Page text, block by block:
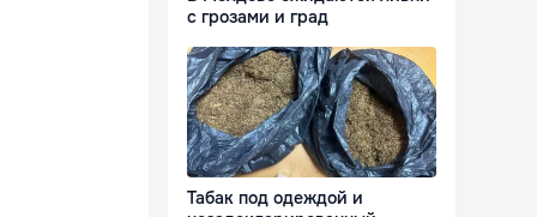
с грозами и град
Табак под одеждой и